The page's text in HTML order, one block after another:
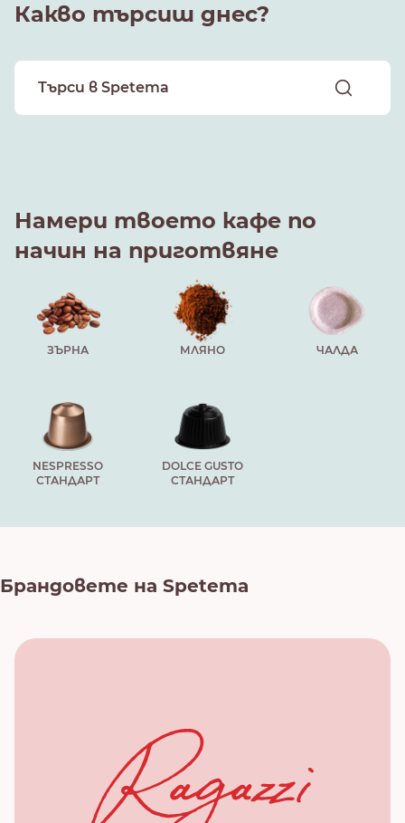
Какво търсиш днес?
Намери твоето кафе по
начин на приготвяне
ЗЪРНА МЛЯНО ЧАЛДА
NESPRESSO
СТАНДАРТ
DOLCE GUSTO
СТАНДАРТ
Брандовете на Spetema